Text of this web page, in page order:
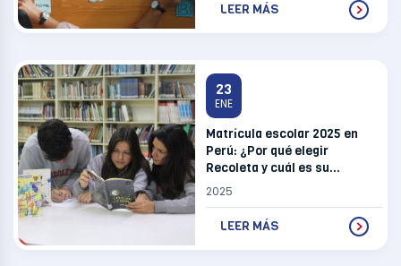
LEER MÁS
23
ENE
Matrícula escolar 2025 en
Perú: ¿Por qué elegir
Recoleta y cuál es su
propuesta educativa?
2025
LEER MÁS